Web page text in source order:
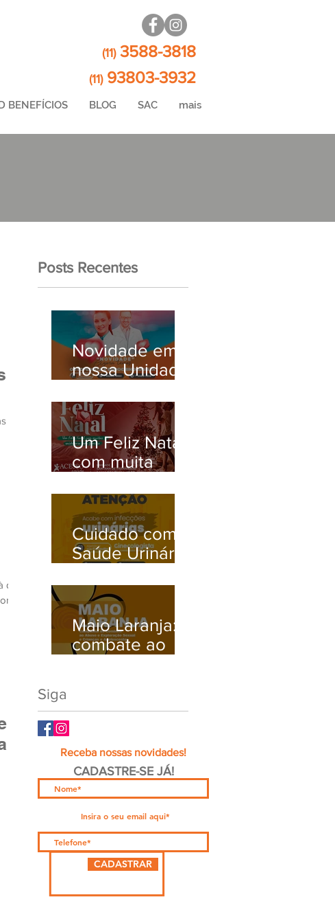
BENEFÍCIOS BLOG SAC mais
(11)3588-3818
(11)93803-3932
na
Posts Recentes
Novidade em
nossa Unidade
Parnaíba/SP!
Um Feliz Natal
com muita
toda família.
Cuidado com a
Saúde Urinária:
Problemas de
Infecção e
Busque Ajuda
Médica.
Maio Laranja:
combate ao
Siga
Receba nossas novidades!
CADASTRE-SE JÁ!
CADASTRAR